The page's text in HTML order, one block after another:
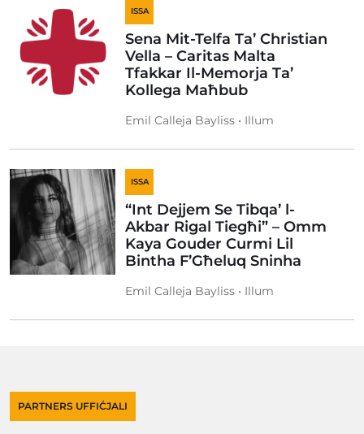
ISSA
Sena Mit-Telfa Ta’ Christian
Vella – Caritas Malta
Tfakkar Il-Memorja Ta’
Kollega Maħbub
Emil Calleja Bayliss • Illum
ISSA
“Int Dejjem Se Tibqa’ l-
Akbar Rigal Tiegħi” – Omm
Kaya Gouder Curmi Lil
Bintha F’Għeluq Sninha
Emil Calleja Bayliss • Illum
PARTNERS UFFIĊJALI